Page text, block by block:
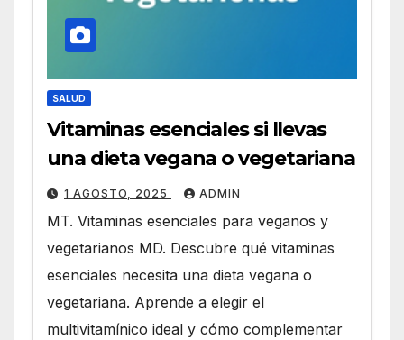
SALUD
Vitaminas esenciales si llevas
una dieta vegana o vegetariana
1 AGOSTO, 2025 ADMIN
MT. Vitaminas esenciales para veganos y
vegetarianos MD. Descubre qué vitaminas
esenciales necesita una dieta vegana o
vegetariana. Aprende a elegir el
multivitamínico ideal y cómo complementar